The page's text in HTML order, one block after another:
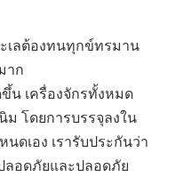
เลต้องทนทุกข์ทรมาน
าก
น เครื่องจักรทั้งหมด
ม โดยการบรรจุลงใน
ดเอง เรารับประกันว่า
ลอดภัยและปลอดภัย